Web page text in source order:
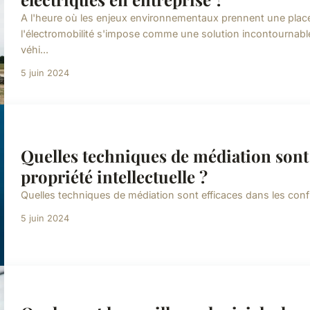
A l'heure où les enjeux environnementaux prennent une
l'électromobilité s'impose comme une solution
véhi...
5 juin 2024
Quelles techniques de médiation
propriété intellectuelle ?
Quelles techniques de médiation sont efficaces dans les
5 juin 2024